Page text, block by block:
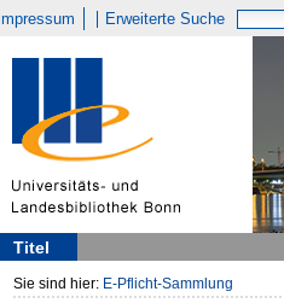
Impressum Erweiterte Suche
Titel
Sie sind hier: E-Pflicht-Sammlung